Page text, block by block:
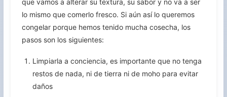
que vamos a alterar su textura, su sabor y no va a ser
lo mismo que comerlo fresco. Si aún así lo queremos
congelar porque hemos tenido mucha cosecha, los
pasos son los siguientes:
Limpiarla a conciencia, es importante que no tenga
restos de nada, ni de tierra ni de moho para evitar
daños